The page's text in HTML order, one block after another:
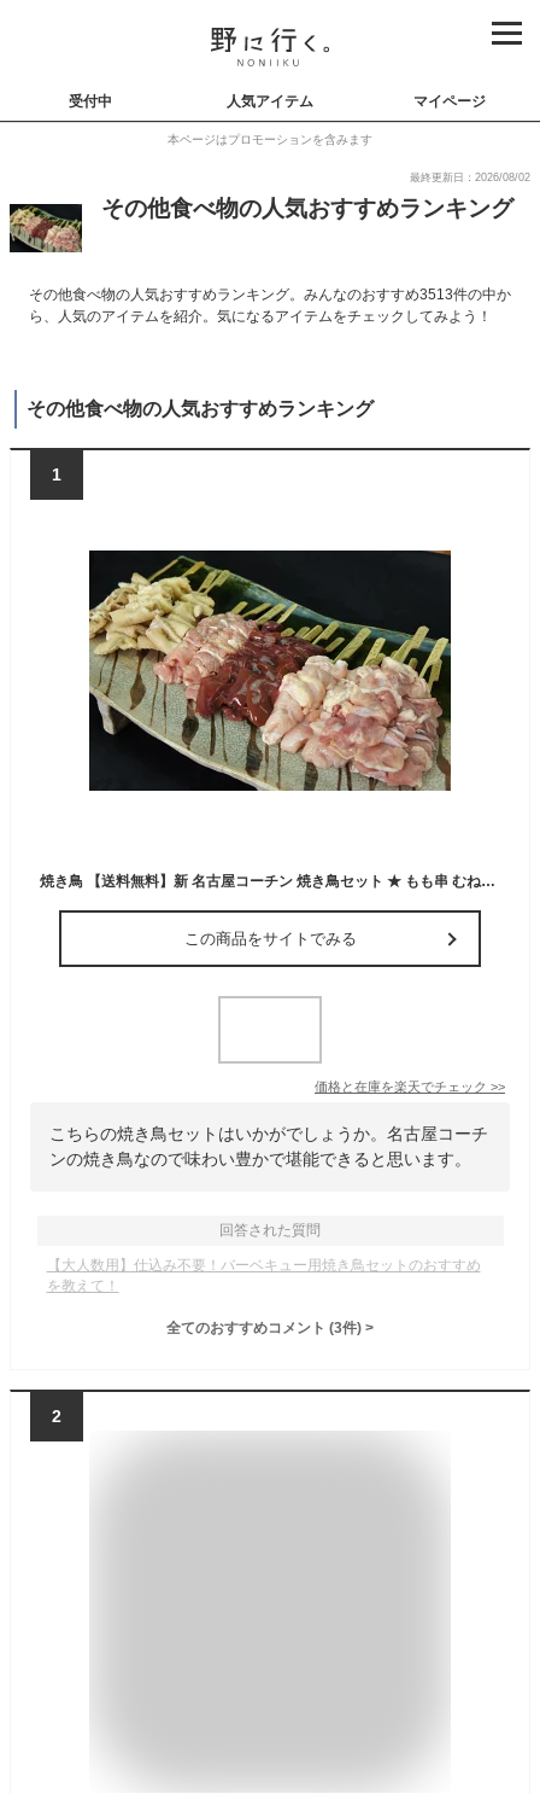
受付中 人気アイテム マイページ
本ページはプロモーションを含みます
最終更新日：2026/08/02
その他食べ物の人気おすすめランキング
その他食べ物の人気おすすめランキング。みんなのおすすめ3513件の中か
ら、人気のアイテムを紹介。気になるアイテムをチェックしてみよう！
その他食べ物の人気おすすめランキング
1
焼き鳥 【送料無料】新 名古屋コーチン 焼き鳥セット ★ もも串 むね串 せせり串 肝串 皮串 各5本 計25本セット / BBQ
この商品をサイトでみる
価格と在庫を楽天でチェック >>
こちらの焼き鳥セットはいかがでしょうか。名古屋コーチ
ンの焼き鳥なので味わい豊かで堪能できると思います。
回答された質問
【大人数用】仕込み不要！バーベキュー用焼き鳥セットのおすすめ
を教えて！
全てのおすすめコメント (3件) >
2